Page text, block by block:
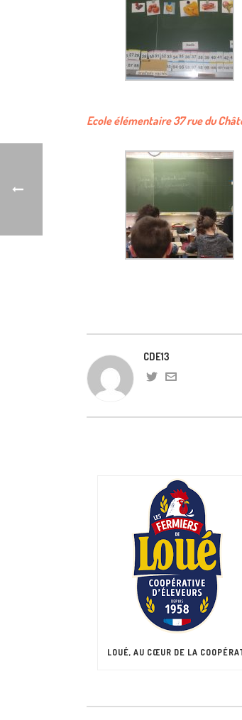
Ecole élémentaire 37 rue du
CDE13
LOUÉ, AU CŒUR DE LA